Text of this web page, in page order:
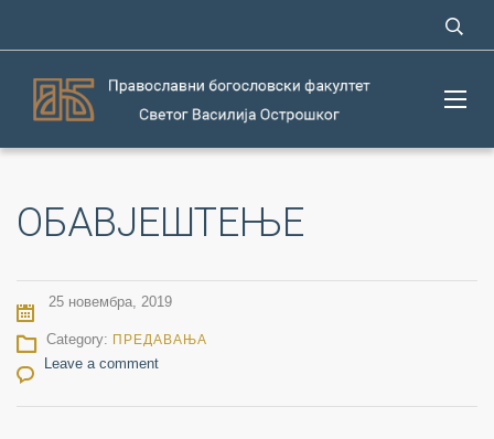
ОБАВЈЕШТЕЊЕ
25 новембра, 2019
Category: ПРЕДАВАЊА
Leave a comment